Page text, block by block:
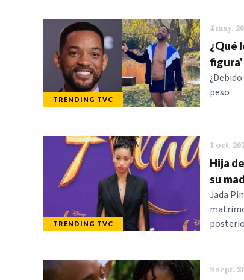
TRENDING TVC
4 may.
¿Qué
figura'
peso
TRENDING TVC
1 oct.
Hija
su
Jada
9 sept.